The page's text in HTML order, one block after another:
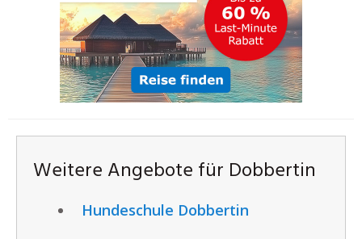
Weitere Angebote für Dobbertin
Hundeschule Dobbertin